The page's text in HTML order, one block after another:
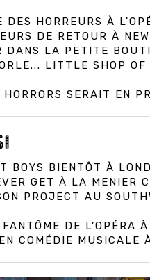
HORREURS À
DE RETOUR À NEW
DANS LA PETITE
LITTLE SHOP OF
SERAIT EN
BOYS BIENTÔT À
GET À LA MENIER
PROJECT AU
DE L’OPÉRA À
COMÉDIE MUSICALE